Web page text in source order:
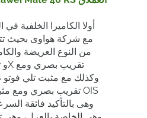
أولا الكاميرا